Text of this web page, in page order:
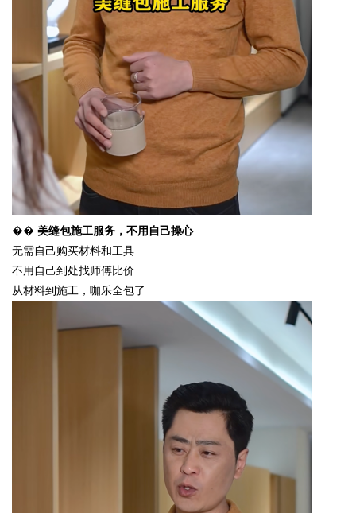
�� 美缝包施工服务，不用自己操心
无需自己购买材料和工具
不用自己到处找师傅比价
从材料到施工，咖乐全包了